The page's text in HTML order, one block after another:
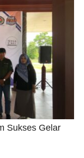
Sukses Gelar